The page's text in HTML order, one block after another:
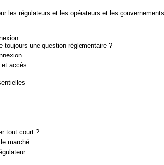
les régulateurs et les opérateurs et les gouvernements
toujours une question réglementaire ?
et accès
tout court ?
marché